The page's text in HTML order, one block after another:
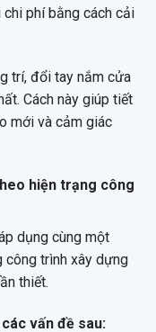
phí bằng cách cải
trí, đổi tay nắm cửa
Cách này giúp tiết
mới và cảm giác
hiện trạng công
dụng cùng một
trình xây dựng
thiết.
vấn đề sau: